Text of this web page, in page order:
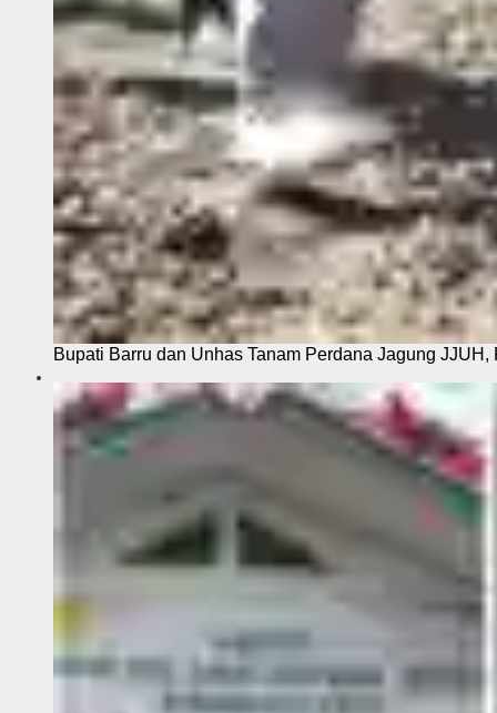
Bupati Barru dan Unhas Tanam Perdana Jagung